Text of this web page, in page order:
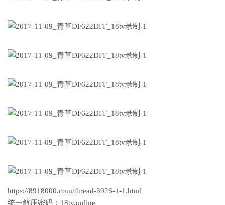
https://8918000.com/thread-3926-1-1.html
统一解压密码：18tv.online